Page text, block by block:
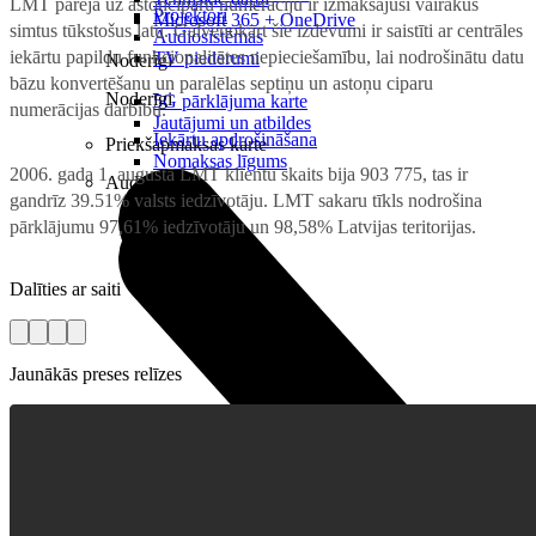
Microsoft 365 + OneDrive
Noderīgi
5G pārklājuma karte
Jautājumi un atbildes
Priekšapmaksas karte
Projektori
Audiosistēmas
TV piederumi
Noderīgi
Iekārtu apdrošināšana
Nomaksas līgums
Audio
simtus tūkstošus latu. Galvenokārt šie izdevumi ir saistīti ar centrāles
iekārtu papildu funkcionalitātes nepieciešamību, lai nodrošinātu datu
bāzu konvertēšanu un paralēlas septiņu un astoņu ciparu
numerācijas darbību.
2006. gada 1. augustā LMT klientu skaits bija 903 775, tas ir
gandrīz 39.51% valsts iedzīvotāju. LMT sakaru tīkls nodrošina
pārklājumu 97,61% iedzīvotāju un 98,58% Latvijas teritorijas.
Dalīties ar saiti
Jaunākās preses relīzes